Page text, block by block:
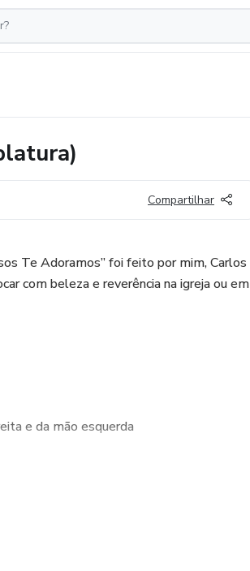
Compartilhar
Te Adoramos” foi feito por mim, Carlos
com beleza e reverência na igreja ou em
e da mão esquerda